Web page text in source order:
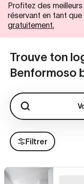
Profitez des
réservant en tant
gratuitement.
Trouve ton
Benformoso
Filtrer